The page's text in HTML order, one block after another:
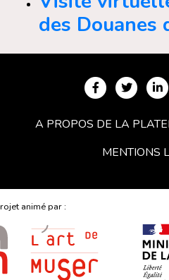
des Douanes
A PROPOS DE LA
MENTIONS
animé par :